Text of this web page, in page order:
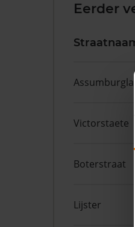
Eerder
Victorstaete
Boterstraat
Lijster